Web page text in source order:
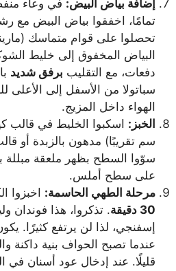
إضافة بياض البيض: في وعاء
تمامًا، اخفقوا بياض البيض مع
تحصلوا على قوام متماسك
البياض المخفوق إلى خليط
دفعات، مع التقليب برفق شديد
سباتولا من الأسفل إلى الأعلى
الهواء داخل المزيج.
الخبز:
سم تقريبًا) مدهون بالزبدة أو
سوّوا السطح بظهر ملعقة مبللة
على سطح أملس.
مرحلة الطهي الحاسمة: اخبزوا
30 دقيقة
. تذكروا، هذا فوندان
إسفنجي، لذا لن يرتفع كثيرًا.
عندما تصبح الحواف بنية داكنة
قليلًا. عند إدخال عود أسنان